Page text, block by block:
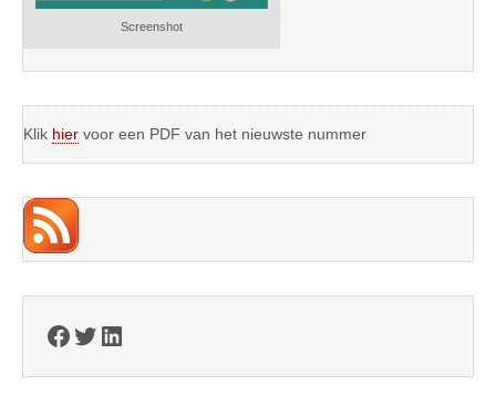
Screenshot
Klik hier voor een PDF van het nieuwste nummer
Facebook
Twitter
LinkedIn